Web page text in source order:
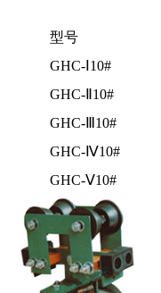
型号
GHC-Ⅰ10#
GHC-Ⅱ10#
GHC-Ⅲ10#
GHC-Ⅳ10#
GHC-Ⅴ10#